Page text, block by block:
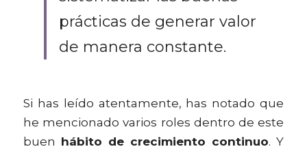
prácticas de generar valor
de manera constante.
Si has leído atentamente, has notado que
he mencionado varios roles dentro de este
buen hábito de crecimiento continuo. Y